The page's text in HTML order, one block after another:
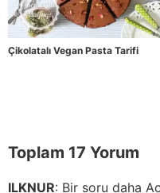
Çikolatalı Vegan Pasta Tarifi
Toplam 17 Yorum
ILKNUR: Bir soru daha